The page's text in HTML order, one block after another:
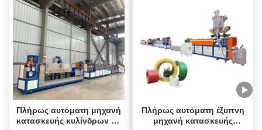
Πλήρως αυτόματη μηχανή
κατασκευής κυλίνδρων PP
Πλήρως αυτόματη έξυπνη
μηχανή κατασκευής